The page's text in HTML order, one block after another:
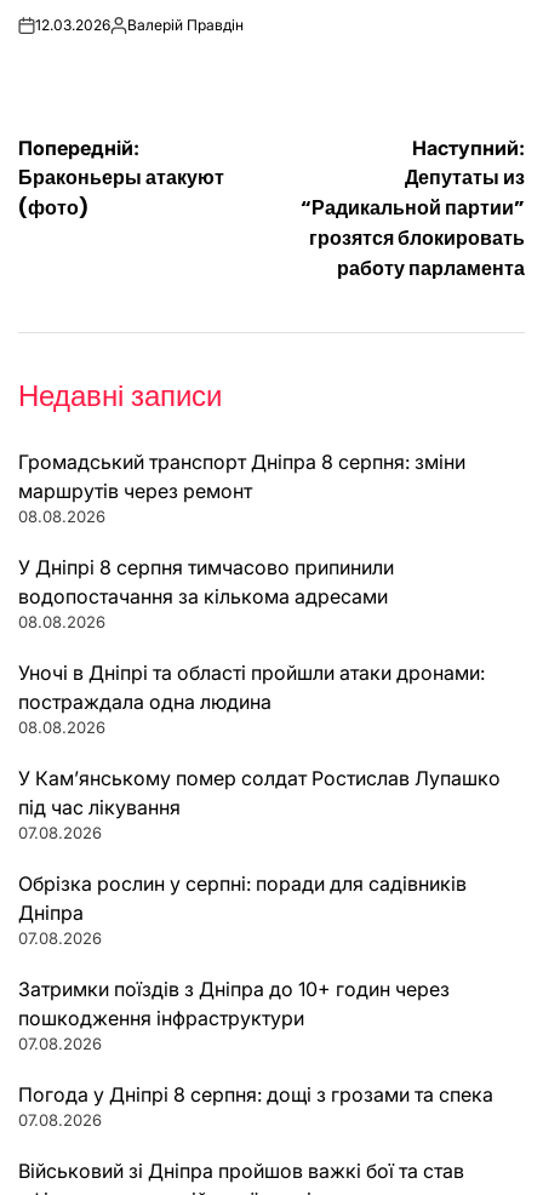
on12.03.2026Опубліковано
Валерій Правдін
Навігація
записів
Попередній:
Браконьеры атакуют
(фото)
Наступний:
Депутаты из
“Радикальной партии”
грозятся блокировать
работу парламента
Недавні записи
Громадський транспорт Дніпра 8 серпня: зміни
маршрутів через ремонт
08.08.2026
У Дніпрі 8 серпня тимчасово припинили
водопостачання за кількома адресами
08.08.2026
Уночі в Дніпрі та області пройшли атаки дронами:
постраждала одна людина
08.08.2026
У Кам’янському помер солдат Ростислав Лупашко
під час лікування
07.08.2026
Обрізка рослин у серпні: поради для садівників
Дніпра
07.08.2026
Затримки поїздів з Дніпра до 10+ годин через
пошкодження інфраструктури
07.08.2026
Погода у Дніпрі 8 серпня: дощі з грозами та спека
07.08.2026
Військовий зі Дніпра пройшов важкі бої та став